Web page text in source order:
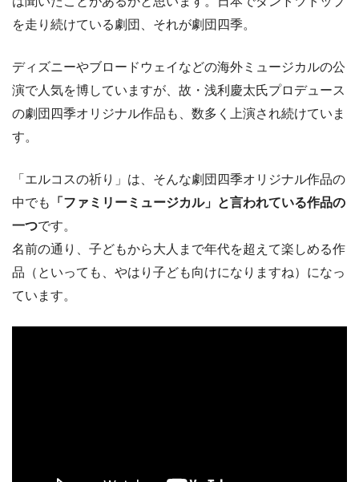
を走り続けている劇団、それが劇団四季。
ディズニーやブロードウェイなどの海外ミュージカルの公
演で人気を博していますが、故・浅利慶太氏プロデュース
の劇団四季オリジナル作品も、数多く上演され続けていま
す。
「エルコスの祈り」は、そんな劇団四季オリジナル作品の
中でも
「ファミリーミュージカル」と言われている作品の
一つです。
名前の通り、子どもから大人まで年代を超えて楽しめる作
品（といっても、やはり子ども向けになりますね）になっ
ています。